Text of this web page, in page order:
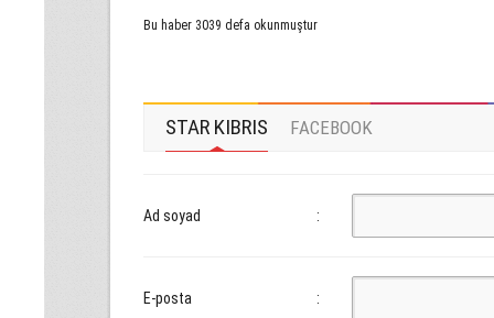
Bu haber 3039 defa okunmuştur
STAR KIBRIS FACEBOOK
Ad soyad :
E-posta :